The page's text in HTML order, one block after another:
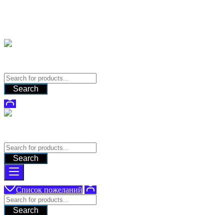
Search
Search
Список пожеланий
Search